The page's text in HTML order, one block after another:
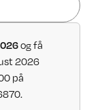
og få
2026
på